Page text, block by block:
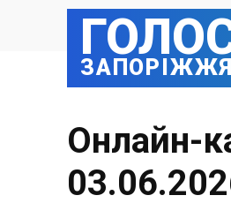
ЗАПОРІЖЖЯ
Онлайн-